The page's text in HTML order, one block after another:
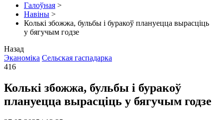
Галоўная >
Навіны >
Колькі збожжа, бульбы і буракоў плануецца вырасціць
у бягучым годзе
Назад
Эканоміка Сельская гаспадарка
416
Колькі збожжа, бульбы і буракоў
плануецца вырасціць у бягучым годзе